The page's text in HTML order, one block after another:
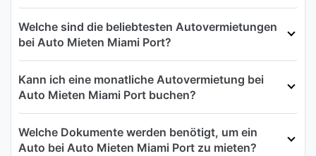
Welche sind die beliebtesten Autovermietungen
bei Auto Mieten Miami Port?
Kann ich eine monatliche Autovermietung bei
Auto Mieten Miami Port buchen?
Welche Dokumente werden benötigt, um ein
Auto bei Auto Mieten Miami Port zu mieten?